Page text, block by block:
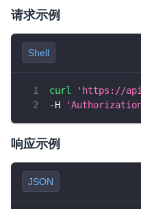
请求示例
Shell
curl
'https://
-H
响应示例
JSON